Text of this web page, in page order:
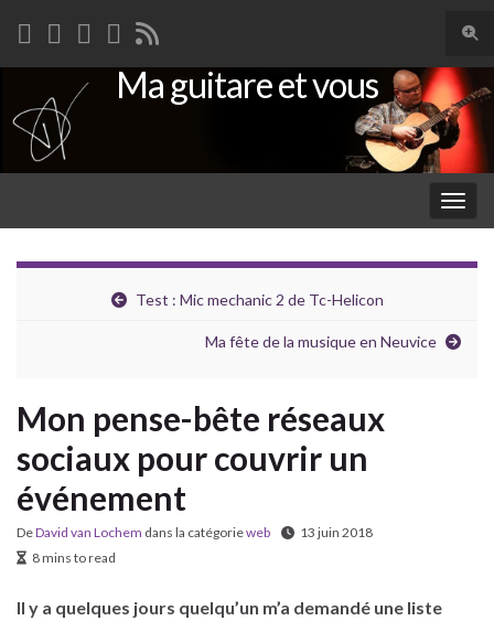
Search for:
Ma guitare et vous
Test : Mic mechanic 2 de Tc-Helicon
Ma fête de la musique en Neuvice
Mon pense-bête réseaux
sociaux pour couvrir un
événement
DeDavid van Lochem dans la catégorieweb
13 juin 2018
8 mins to read
Il y a quelques jours quelqu’un m’a demandé une liste